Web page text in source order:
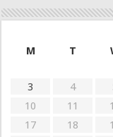
M
T
3
4
10
11
17
18